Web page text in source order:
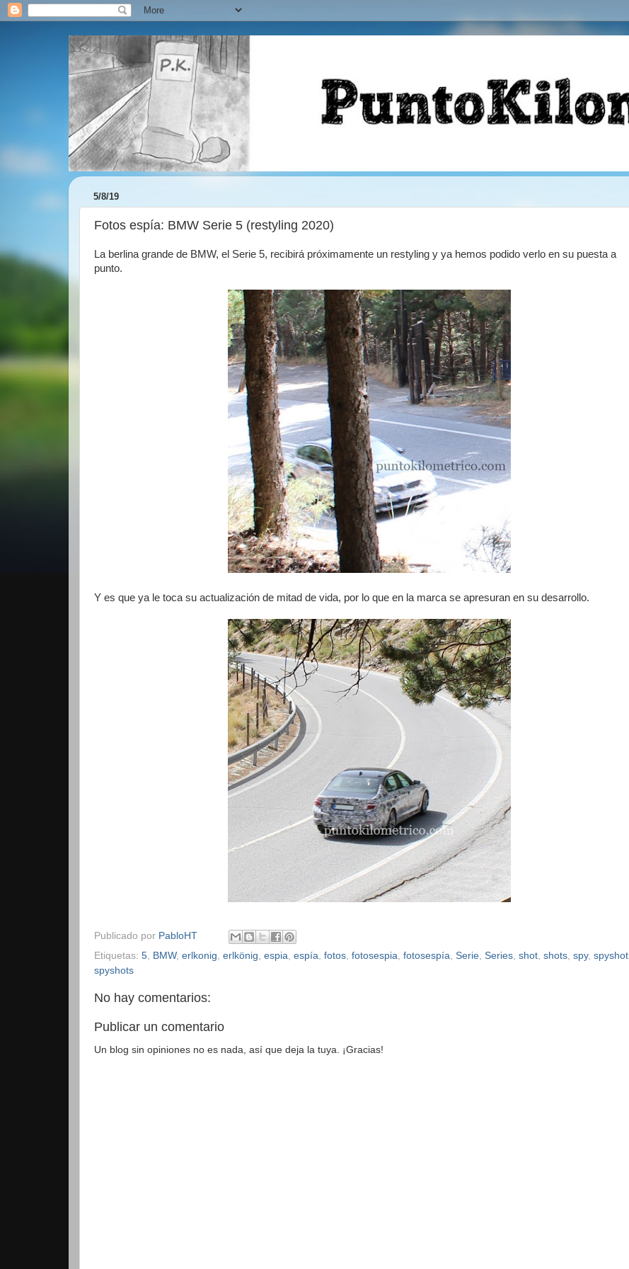
5/8/19
Fotos espía: BMW Serie 5 (restyling 2020)
La berlina grande de BMW, el Serie 5, recibirá próximamente un restyling y ya hemos podido verlo en su puesta a
punto.
Y es que ya le toca su actualización de mitad de vida, por lo que en la marca se apresuran en su desarrollo.
Publicado por PabloHT
Etiquetas: 5 BMW, erlkonig erlkönig espia espía fotos fotosespia fotosespía Serie Series shot shots spy, spyshot
spyshots
No hay comentarios:
Publicar un comentario
Un blog sin opiniones no es nada, así que deja la tuya. ¡Gracias!